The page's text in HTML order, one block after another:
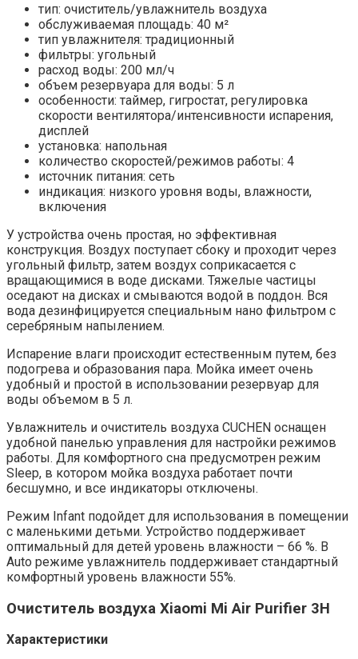
тип: очиститель/увлажнитель воздуха
обслуживаемая площадь: 40 м²
тип увлажнителя: традиционный
фильтры: угольный
расход воды: 200 мл/ч
объем резервуара для воды: 5 л
особенности: таймер, гигростат, регулировка
скорости вентилятора/интенсивности испарения,
дисплей
установка: напольная
количество скоростей/режимов работы: 4
источник питания: сеть
индикация: низкого уровня воды, влажности,
включения
У устройства очень простая, но эффективная
конструкция. Воздух поступает сбоку и проходит через
угольный фильтр, затем воздух соприкасается с
вращающимися в воде дисками. Тяжелые частицы
оседают на дисках и смываются водой в поддон. Вся
вода дезинфицируется специальным нано фильтром с
серебряным напылением.
Испарение влаги происходит естественным путем, без
подогрева и образования пара. Мойка имеет очень
удобный и простой в использовании резервуар для
воды объемом в 5 л.
Увлажнитель и очиститель воздуха CUCHEN оснащен
удобной панелью управления для настройки режимов
работы. Для комфортного сна предусмотрен режим
Sleep, в котором мойка воздуха работает почти
бесшумно, и все индикаторы отключены.
Режим Infant подойдет для использования в помещении
с маленькими детьми. Устройство поддерживает
оптимальный для детей уровень влажности – 66 %. В
Auto режиме увлажнитель поддерживает стандартный
комфортный уровень влажности 55%.
Очиститель воздуха Xiaomi Mi Air Purifier 3H
Характеристики